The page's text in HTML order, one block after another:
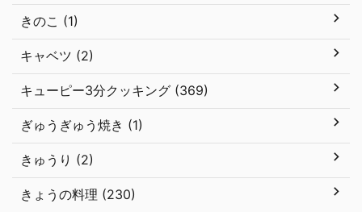
きのこ (1)
キャベツ (2)
キューピー3分クッキング (369)
ぎゅうぎゅう焼き (1)
きゅうり (2)
きょうの料理 (230)